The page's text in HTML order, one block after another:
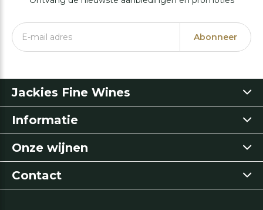
Abonneer
Jackies Fine Wines
Informatie
Onze wijnen
Contact